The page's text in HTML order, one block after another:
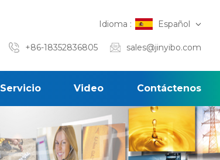
Idioma : Español
+86-18352836805 sales@jinyibo.com
Servicio Video Contáctenos